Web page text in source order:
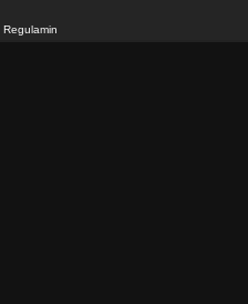
Regulamin